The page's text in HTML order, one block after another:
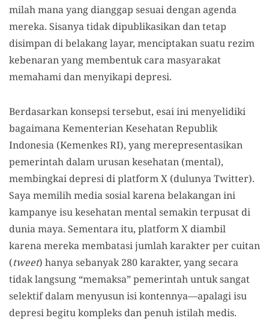
milah mana yang dianggap sesuai dengan agenda
mereka. Sisanya tidak dipublikasikan dan tetap
disimpan di belakang layar, menciptakan suatu rezim
kebenaran yang membentuk cara masyarakat
memahami dan menyikapi depresi.
Berdasarkan konsepsi tersebut, esai ini menyelidiki
bagaimana Kementerian Kesehatan Republik
Indonesia (Kemenkes RI), yang merepresentasikan
pemerintah dalam urusan kesehatan (mental),
membingkai depresi di platform X (dulunya Twitter).
Saya memilih media sosial karena belakangan ini
kampanye isu kesehatan mental semakin terpusat di
dunia maya. Sementara itu, platform X diambil
karena mereka membatasi jumlah karakter per cuitan
(tweet) hanya sebanyak 280 karakter, yang secara
tidak langsung “memaksa” pemerintah untuk sangat
selektif dalam menyusun isi kontennya—apalagi isu
depresi begitu kompleks dan penuh istilah medis.